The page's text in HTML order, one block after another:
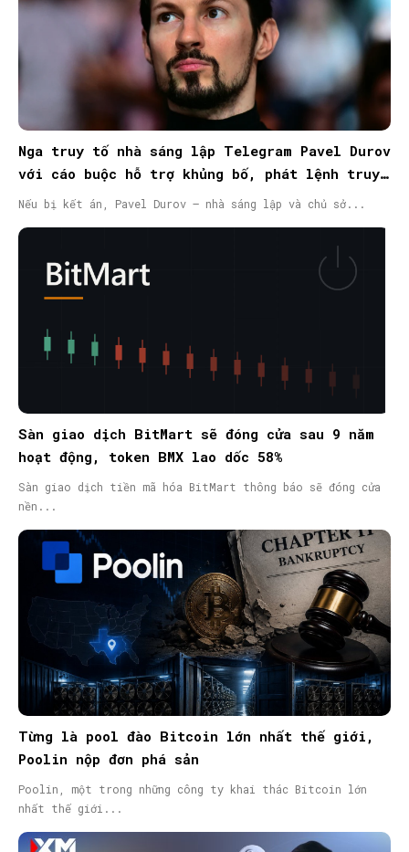
Nga truy tố nhà sáng lập Telegram Pavel Durov
với cáo buộc hỗ trợ khủng bố, phát lệnh truy
nã quốc tế
Nếu bị kết án, Pavel Durov – nhà sáng lập và chủ sở...
Sàn giao dịch BitMart sẽ đóng cửa sau 9 năm
hoạt động, token BMX lao dốc 58%
Sàn giao dịch tiền mã hóa BitMart thông báo sẽ đóng cửa
nền...
Từng là pool đào Bitcoin lớn nhất thế giới,
Poolin nộp đơn phá sản
Poolin, một trong những công ty khai thác Bitcoin lớn
nhất thế giới...